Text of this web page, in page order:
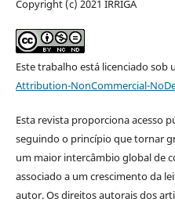
Copyright (c) 2021 IRRIGA
Este trabalho está licenciado sob
Attribution-NonCommercial-
Esta revista proporciona acesso
seguindo o princípio que tornar
um maior intercâmbio global de
associado a um crescimento da
autor. Os direitos autorais dos